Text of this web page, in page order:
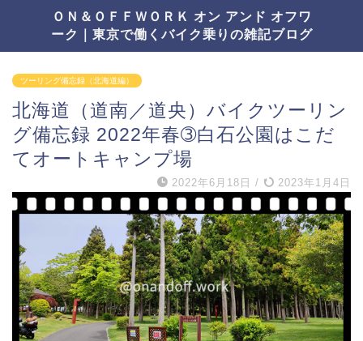
ＯＮ＆ＯＦＦＷＯＲＫ オン アンド オフワ
ーク｜東京で働くバイク乗りの雑記ブログ
ツーリング備忘録（北海道編）
北海道（道南／道央）バイクツーリン
グ備忘録 2022年春➂白石公園はこだ
てオートキャンプ場
2022年6月18日 / 2023年1月4日